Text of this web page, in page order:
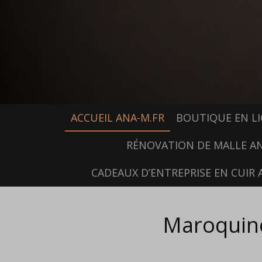
ACCUEIL ANA-M.FR BOUTIQUE EN
RÉNOVATION DE MALLE
CADEAUX D’ENTREPRISE EN